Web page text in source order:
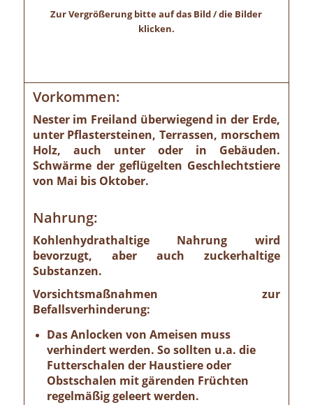
Zur Vergrößerung bitte auf das Bild / die Bilder
klicken.
Vorkommen:
Nester im Freiland überwiegend in der Erde,
unter Pflastersteinen, Terrassen, morschem
Holz, auch unter oder in Gebäuden.
Schwärme der geflügelten Geschlechtstiere
von Mai bis Oktober.
Nahrung:
Kohlenhydrathaltige Nahrung wird
bevorzugt, aber auch zuckerhaltige
Substanzen.
Vorsichtsmaßnahmen zur
Befallsverhinderung:
Das Anlocken von Ameisen muss
verhindert werden. So sollten u.a. die
Futterschalen der Haustiere oder
Obstschalen mit gärenden Früchten
regelmäßig geleert werden.